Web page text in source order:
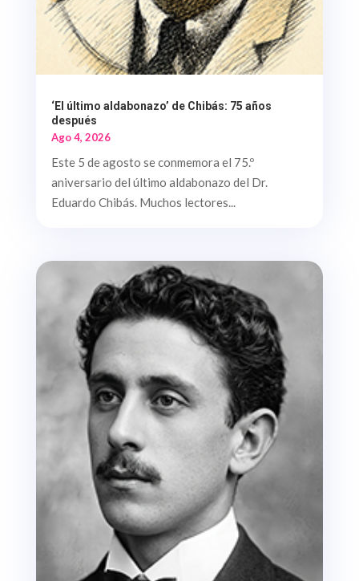
‘El último aldabonazo’ de Chibás: 75 años
después
Ago 4, 2026
Este 5 de agosto se conmemora el 75.º
aniversario del último aldabonazo del Dr.
Eduardo Chibás. Muchos lectores...